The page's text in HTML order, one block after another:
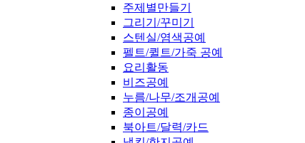
주제별만들기
그리기/꾸미기
스텐실/염색공예
펠트/퀼트/가죽 공예
요리활동
비즈공예
누름/나무/조개공예
종이공예
북아트/달력/카드